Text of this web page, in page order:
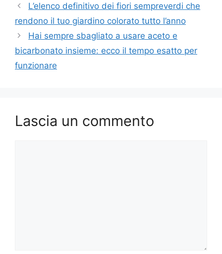
L’elenco definitivo dei fiori sempreverdi che
rendono il tuo giardino colorato tutto l’anno
Hai sempre sbagliato a usare aceto e
bicarbonato insieme: ecco il tempo esatto per
funzionare
Lascia un commento